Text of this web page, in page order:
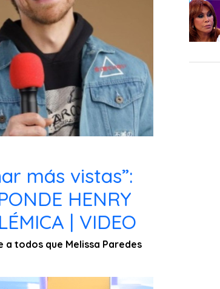
más vistas”:
HENRY
| VIDEO
todos que Melissa Paredes